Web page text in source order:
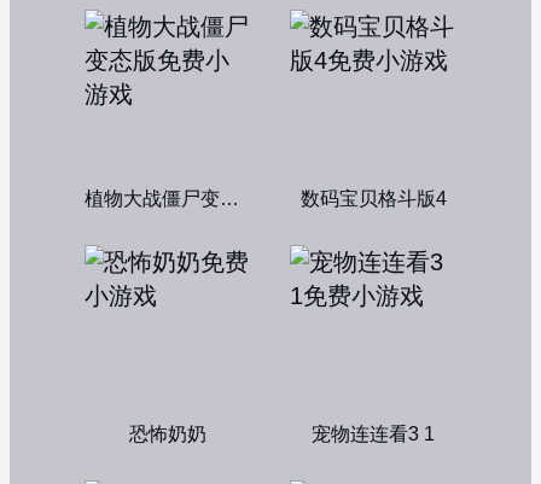
植物大战僵尸变态版 数码宝贝格斗版4
恐怖奶奶 宠物连连看3 1